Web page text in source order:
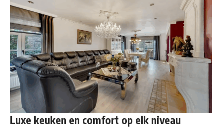
Luxe keuken en comfort op elk niveau